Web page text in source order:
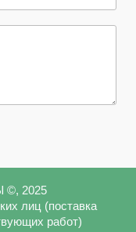
2025
лиц (поставка
работ)